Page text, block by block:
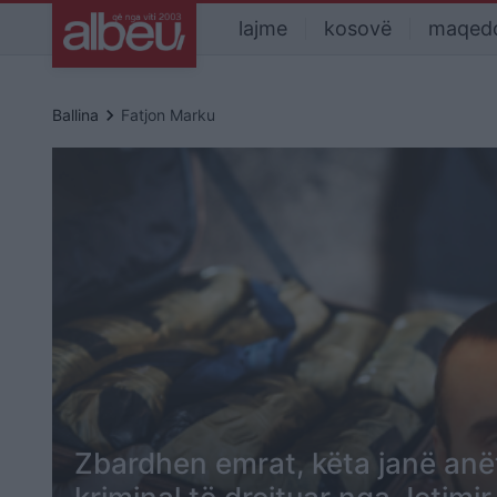
lajme kosovë
Ballina keyboard_arrow_right Fatjon Marku
Zbardhen emrat, këta janë